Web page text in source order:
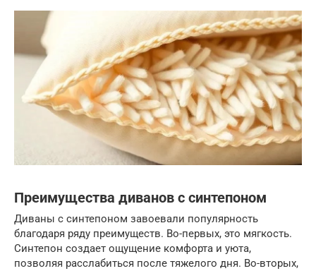
Преимущества диванов с синтепоном
Диваны с синтепоном завоевали популярность
благодаря ряду преимуществ. Во-первых, это мягкость.
Синтепон создает ощущение комфорта и уюта,
позволяя расслабиться после тяжелого дня. Во-вторых,